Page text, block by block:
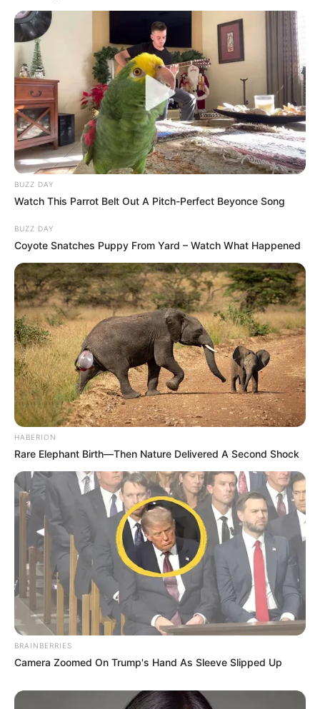
BUZZ DAY
Watch This Parrot Belt Out A Pitch-Perfect Beyonce Song
BUZZ DAY
Coyote Snatches Puppy From Yard – Watch What Happened
HABERION
Rare Elephant Birth—Then Nature Delivered A Second Shock
BRAINBERRIES
Camera Zoomed On Trump's Hand As Sleeve Slipped Up